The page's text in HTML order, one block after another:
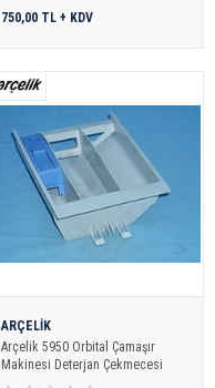
750,00 TL + KDV
ARÇELİK
Arçelik 5950 Orbital Çamaşır
Makinesi Deterjan Çekmecesi